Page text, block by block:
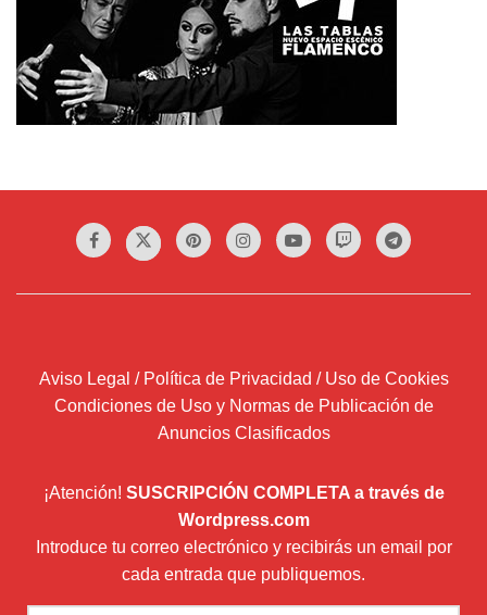
Aviso Legal / Política de Privacidad / Uso de Cookies
Condiciones de Uso y Normas de Publicación de
Anuncios Clasificados
¡Atención! SUSCRIPCIÓN COMPLETA a través de
Wordpress.com
Introduce tu correo electrónico y recibirás un email por
cada entrada que publiquemos.